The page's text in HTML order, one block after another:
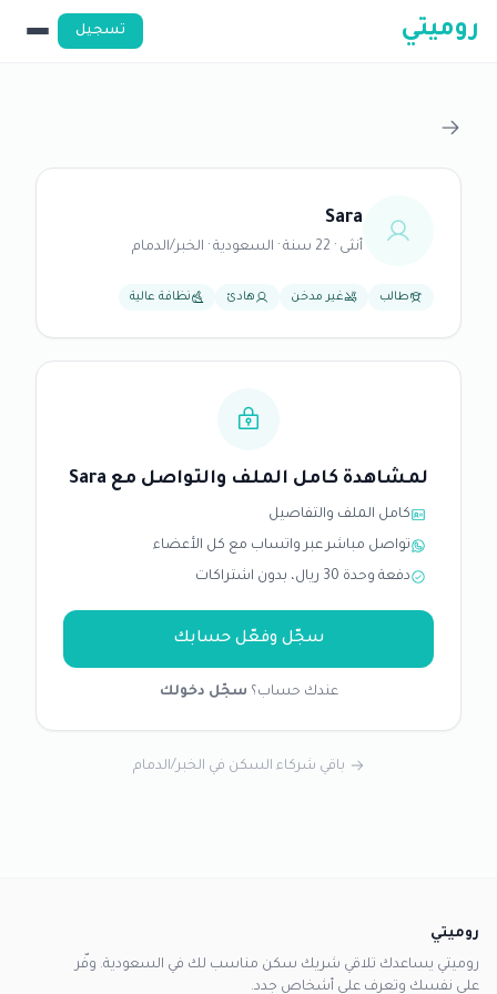
روميتي تسجيل
Sara
أنثى · 22 سنة · السعودية · الخبر/الدمام
طالب غير مدخن هادئ نظافة عالية
لمشاهدة كامل الملف والتواصل مع Sara
كامل الملف والتفاصيل
تواصل مباشر عبر واتساب مع كل الأعضاء
دفعة وحدة 30 ريال، بدون اشتراكات
سجّل وفعّل حسابك
عندك حساب؟ سجّل دخولك
باقي شركاء السكن في الخبر/الدمام
روميتي
روميتي يساعدك تلاقي شريك سكن مناسب لك في السعودية. وفّر
على نفسك وتعرف على أشخاص جدد.